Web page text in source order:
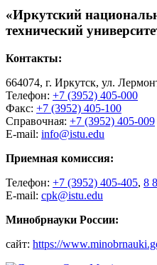
«Иркутский
технический
Контакты:
664074, г. Иркутск, ул.
Телефон: +7 (3952) 405-000
Факс: +7 (3952) 405-100
Справочная: +7 (3952) 405-009
E-mail: info@istu.edu
Приемная комиссия:
Телефон: +7 (3952) 405-405, 8
E-mail: cpk@istu.edu
Минобрнауки России:
сайт: https://